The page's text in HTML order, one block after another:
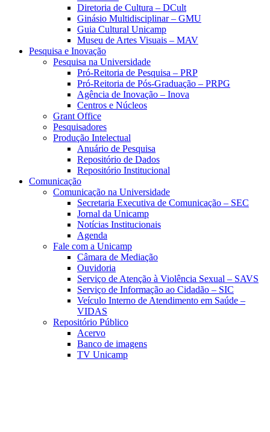
Diretoria de Cultura – DCult
Ginásio Multidisciplinar – GMU
Guia Cultural Unicamp
Museu de Artes Visuais – MAV
Pesquisa e Inovação
Pesquisa na Universidade
Pró-Reitoria de Pesquisa – PRP
Pró-Reitoria de Pós-Graduação – PRPG
Agência de Inovação – Inova
Centros e Núcleos
Grant Office
Pesquisadores
Produção Intelectual
Anuário de Pesquisa
Repositório de Dados
Repositório Institucional
Comunicação
Comunicação na Universidade
Secretaria Executiva de Comunicação – SEC
Jornal da Unicamp
Notícias Institucionais
Agenda
Fale com a Unicamp
Câmara de Mediação
Ouvidoria
Serviço de Atenção à Violência Sexual – SAVS
Serviço de Informação ao Cidadão – SIC
Veículo Interno de Atendimento em Saúde –
VIDAS
Repositório Público
Acervo
Banco de imagens
TV Unicamp